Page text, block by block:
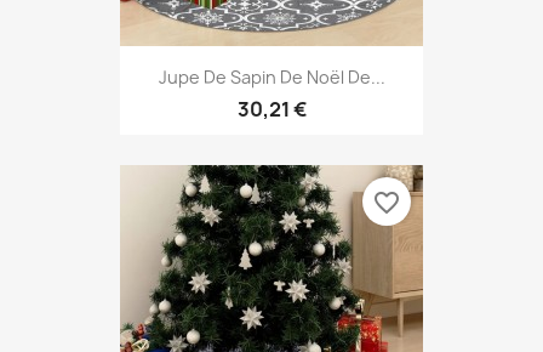
Jupe De Sapin De Noël De...
30,21 €
favorite_border